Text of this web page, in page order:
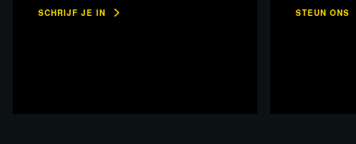
SCHRIJF JE IN STEUN ONS